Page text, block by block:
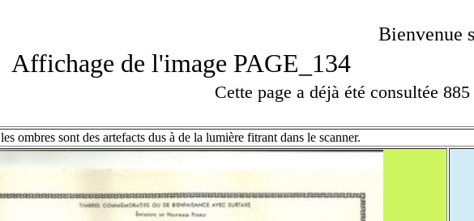
Bienvenue
Affichage de l'image PAGE_134
Cette page a déjà été consultée
les ombres sont des artefacts dus à de la lumière fitrant dans le scanner.